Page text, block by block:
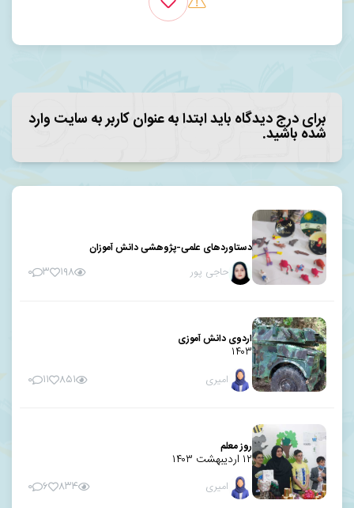
برای درج دیدگاه باید ابتدا به عنوان کاربر به سایت وارد
شده باشید.
دستاوردهای علمی-پژوهشی دانش آموزان
حاجی پور ۱۹۸ ۳ ۰
اردوی دانش آموزی
۱۴۰۳
امیری ۸۵۱ ۱۱ ۰
روز معلم
۱۲ اردیبهشت ۱۴۰۳
امیری ۸۳۴ ۶ ۰